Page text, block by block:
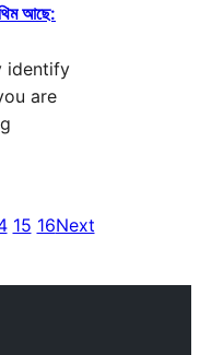
আছে:
identify
are
15 16Next